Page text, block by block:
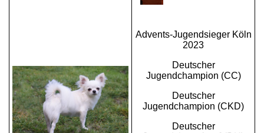
Advents-Jugendsieger Köln
2023
Deutscher
Jugendchampion (CC)
Deutscher
Jugendchampion (CKD)
Deutscher